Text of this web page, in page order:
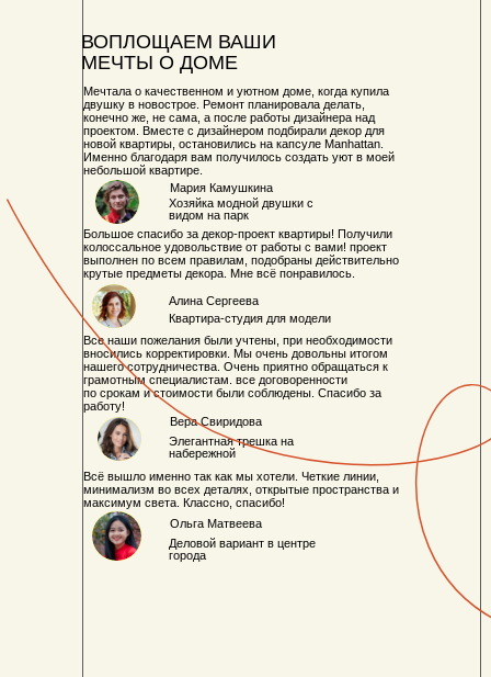
ВОПЛОЩАЕМ ВАШИ
МЕЧТЫ О ДОМЕ
Мечтала о качественном и уютном доме, когда купила
двушку в новострое. Ремонт планировала делать,
конечно же, не сама, а после работы дизайнера над
проектом. Вместе с дизайнером подбирали декор для
новой квартиры, остановились на капсуле Manhattan.
Именно благодаря вам получилось создать уют в моей
небольшой квартире.
Большое спасибо за декор-проект квартиры! Получили
колоссальное удовольствие от работы с вами! проект
выполнен по всем правилам, подобраны действительно
крутые предметы декора. Мне всё понравилось.
Всё вышло именно так как мы хотели. Четкие линии,
минимализм во всех деталях, открытые пространства и
максимум света. Классно, спасибо!
Все наши пожелания были учтены, при необходимости
вносились корректировки. Мы очень довольны итогом
нашего сотрудничества. Очень приятно обращаться к
грамотным специалистам. все договоренности
по срокам и стоимости были соблюдены. Спасибо за
работу!
Мария Камушкина
Хозяйка модной двушки с
видом на парк
Алина Сергеева
Квартира-студия для модели
Ольга Матвеева
Деловой вариант в центре
города
Вера Свиридова
Элегантная трешка на
набережной